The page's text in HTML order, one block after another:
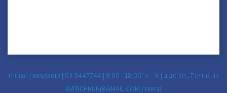
לה גרדיה 7, תל אביב | א׳ - ה׳ 18:00 - 9:00 | 03-5447744
| קומפקטוס | הצהרת
נגישות |
AVITICHNUN@GMAIL.COM